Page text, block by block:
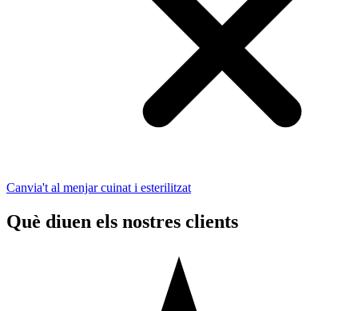
Canvia't al menjar cuinat i esterilitzat
Què diuen els nostres clients